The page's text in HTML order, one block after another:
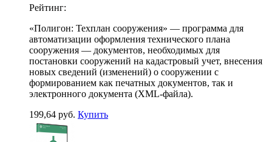
Рейтинг:
«Полигон: Техплан сооружения» — программа для
автоматизации оформления технического плана
сооружения — документов, необходимых для
постановки сооружений на кадастровый учет, внесения
новых сведений (изменений) о сооружении с
формированием как печатных документов, так и
электронного документа (XML-файла).
199,64 руб. Купить